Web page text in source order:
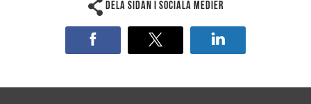
Dela sidan i sociala medier